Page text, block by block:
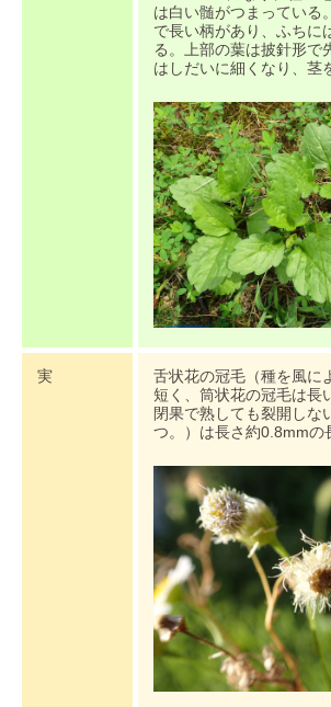
は白い髄がつまっている
で長い柄があり、ふちに
る。上部の葉は披針形で
はしだいに細くなり、茎
実
舌状花の冠毛（種を風に
短く、筒状花の冠毛は長
閉果で熟しても裂開しな
つ。）は長さ約0.8mmの